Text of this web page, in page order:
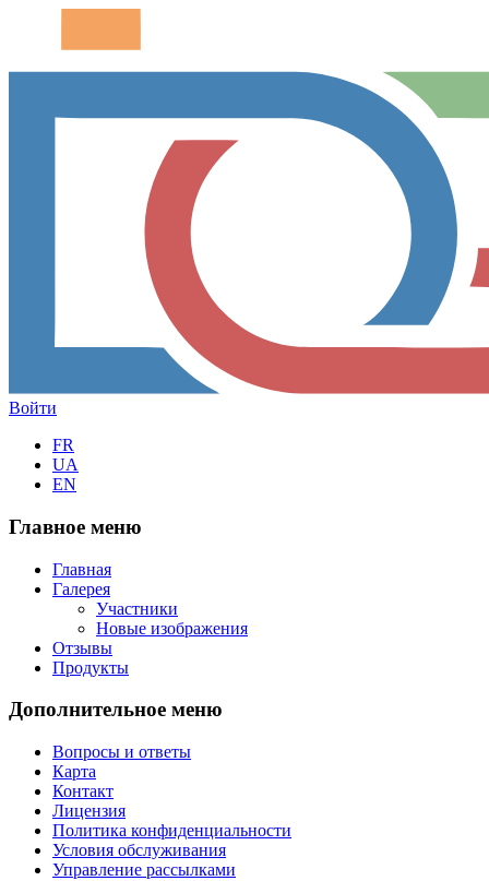
Войти
FR
UA
EN
Главное меню
Главная
Галерея
Участники
Новые изображения
Отзывы
Продукты
Дополнительное меню
Вопросы и ответы
Карта
Контакт
Лицензия
Политика конфиденциальности
Условия обслуживания
Управление рассылками